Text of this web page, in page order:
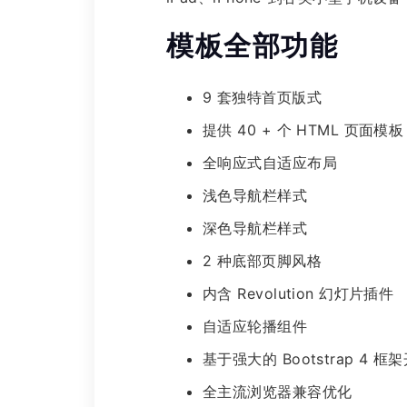
模板全部功能
9 套独特首页版式
提供 40 + 个 HTML 页面模板
全响应式自适应布局
浅色导航栏样式
深色导航栏样式
2 种底部页脚风格
内含 Revolution 幻灯片插件
自适应轮播组件
基于强大的 Bootstrap 4 框架
全主流浏览器兼容优化